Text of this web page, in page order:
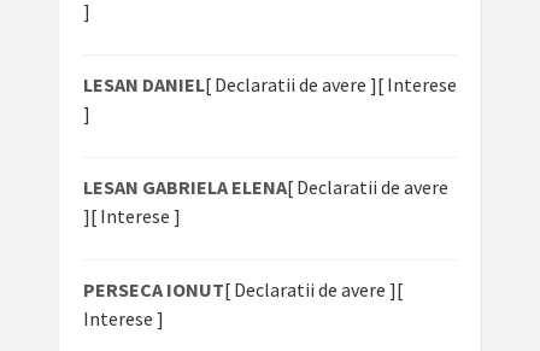
]
LESAN DANIEL[ Declaratii de avere ][ Interese
]
LESAN GABRIELA ELENA[ Declaratii de avere
][ Interese ]
PERSECA IONUT[ Declaratii de avere ][
Interese ]